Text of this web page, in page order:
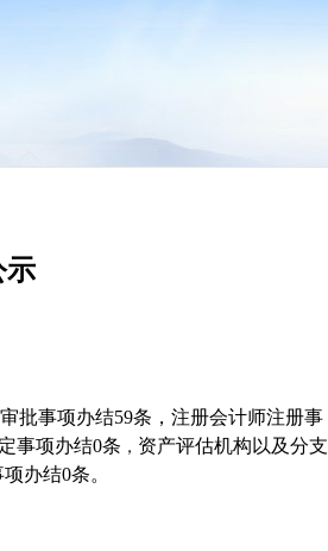
示
批事项办结59条， 注册会计师注册事
事项办结0条 ， 资产评估机构以及分支
办结0条。